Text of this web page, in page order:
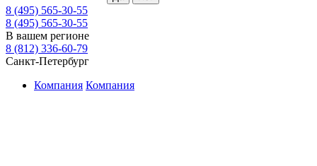
8 (495) 565-30-55
8 (495) 565-30-55
В вашем регионе
8 (812) 336-60-79
Санкт-Петербург
Компания Компания